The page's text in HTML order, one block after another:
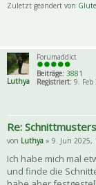
Zuletzt geändert von
Luthya
Forumaddict
Beiträge: 3881
Registriert: 9. Feb
Re:
von Luthya » 9. Jun 2025,
Ich habe mich mal
und finde die